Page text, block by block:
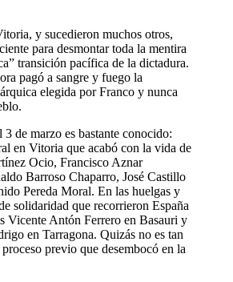
y sucedieron muchos otros,
para desmontar toda la mentira
transición pacífica de la dictadura.
pagó a sangre y fuego la
elegida por Franco y nunca
de marzo es bastante conocido:
en Vitoria que acabó con la vida de
Ocio, Francisco Aznar
Barroso Chaparro, José Castillo
Pereda Moral. En las huelgas y
solidaridad que recorrieron España
Vicente Antón Ferrero en Basauri y
en Tarragona. Quizás no es tan
previo que desembocó en la